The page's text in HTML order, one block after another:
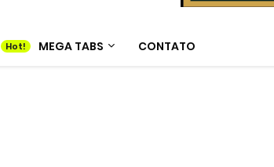
MEGA TABS CONTATO